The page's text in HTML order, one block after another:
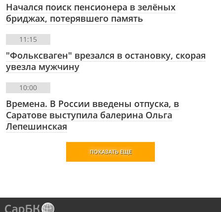
Начался поиск пенсионера в зелёных
бриджах, потерявшего память
11:15
"Фольксваген" врезался в остановку, скорая
увезла мужчину
10:00
Времена. В России введены отпуска, в
Саратове выступила балерина Ольга
Лепешинская
ПОКАЗАТЬ ЕЩЕ